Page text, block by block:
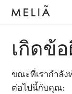
เกิดข้
ขณะที่เรากำลัง
ต่อไปนี้กับคุณ: